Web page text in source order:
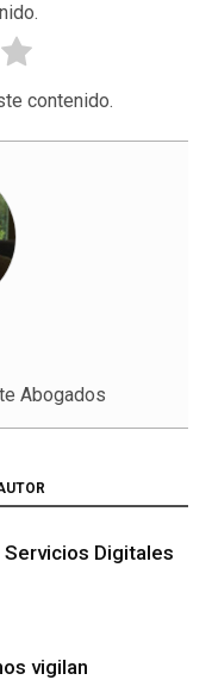
contenido.
Abogados
Digitales
vigilan